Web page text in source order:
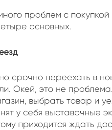
проблем с
основных.
срочно переехать в
Окей, это не
выбрать товар и
у себя выставочные
приходится ждать